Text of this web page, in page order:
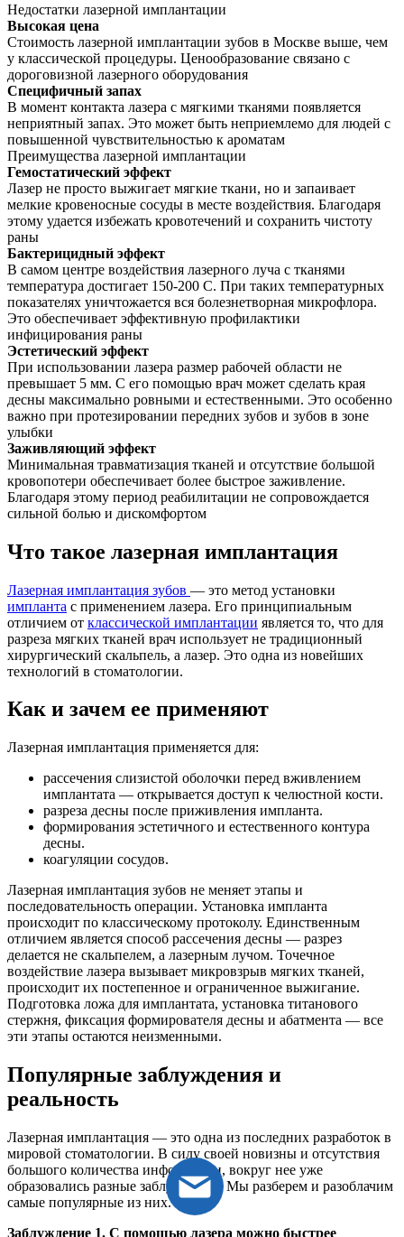
Недостатки лазерной имплантации
Высокая цена
Стоимость лазерной имплантации зубов в Москве выше, чем
у классической процедуры. Ценообразование связано с
дороговизной лазерного оборудования
Специфичный запах
В момент контакта лазера с мягкими тканями появляется
неприятный запах. Это может быть неприемлемо для людей с
повышенной чувствительностью к ароматам
Преимущества лазерной имплантации
Гемостатический эффект
Лазер не просто выжигает мягкие ткани, но и запаивает
мелкие кровеносные сосуды в месте воздействия. Благодаря
этому удается избежать кровотечений и сохранить чистоту
раны
Бактерицидный эффект
В самом центре воздействия лазерного луча с тканями
температура достигает 150-200 С. При таких температурных
показателях уничтожается вся болезнетворная микрофлора.
Это обеспечивает эффективную профилактики
инфицирования раны
Эстетический эффект
При использовании лазера размер рабочей области не
превышает 5 мм. С его помощью врач может сделать края
десны максимально ровными и естественными. Это особенно
важно при протезировании передних зубов и зубов в зоне
улыбки
Заживляющий эффект
Минимальная травматизация тканей и отсутствие большой
кровопотери обеспечивает более быстрое заживление.
Благодаря этому период реабилитации не сопровождается
сильной болью и дискомфортом
Что такое лазерная имплантация
Лазерная имплантация зубов — это метод установки
импланта с применением лазера. Его принципиальным
отличием от классической имплантации является то, что для
разреза мягких тканей врач использует не традиционный
хирургический скальпель, а лазер. Это одна из новейших
технологий в стоматологии.
Как и зачем ее применяют
Лазерная имплантация применяется для:
рассечения слизистой оболочки перед вживлением
имплантата — открывается доступ к челюстной кости.
разреза десны после приживления импланта.
формирования эстетичного и естественного контура
десны.
коагуляции сосудов.
Лазерная имплантация зубов не меняет этапы и
последовательность операции. Установка импланта
происходит по классическому протоколу. Единственным
отличием является способ рассечения десны — разрез
делается не скальпелем, а лазерным лучом. Точечное
воздействие лазера вызывает микровзрыв мягких тканей,
происходит их постепенное и ограниченное выжигание.
Подготовка ложа для имплантата, установка титанового
стержня, фиксация формирователя десны и абатмента — все
эти этапы остаются неизменными.
Популярные заблуждения и
реальность
Лазерная имплантация — это одна из последних разработок в
мировой стоматологии. В силу своей новизны и отсутствия
большого количества информации, вокруг нее уже
образовались разные заблуждения. Мы разберем и разоблачим
самые популярные из них.
Заблуждение 1. С помощью лазера можно быстрее